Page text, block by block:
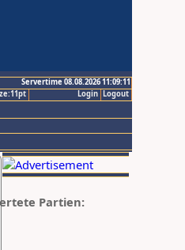
Servertime 08.08.2026 11:09:11
Logout
Login
Partien: